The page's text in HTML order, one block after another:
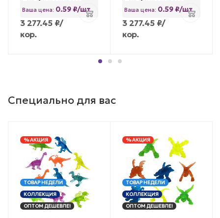
Ваша цена: 0.59 ₽/шт
3 277.45 ₽/
кор.
Ваша цена: 0.59 ₽/шт
3 277.45 ₽/
кор.
Специально для вас
% АКЦИЯ
ТОВАР НЕДЕЛИ
КОЛЛЕКЦИЯ
ОПТОМ ДЕШЕВЛЕ!
% АКЦИЯ
ТОВАР НЕДЕЛИ
КОЛЛЕКЦИЯ
ОПТОМ ДЕШЕВЛЕ!